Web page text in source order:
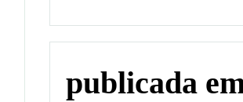
publicada